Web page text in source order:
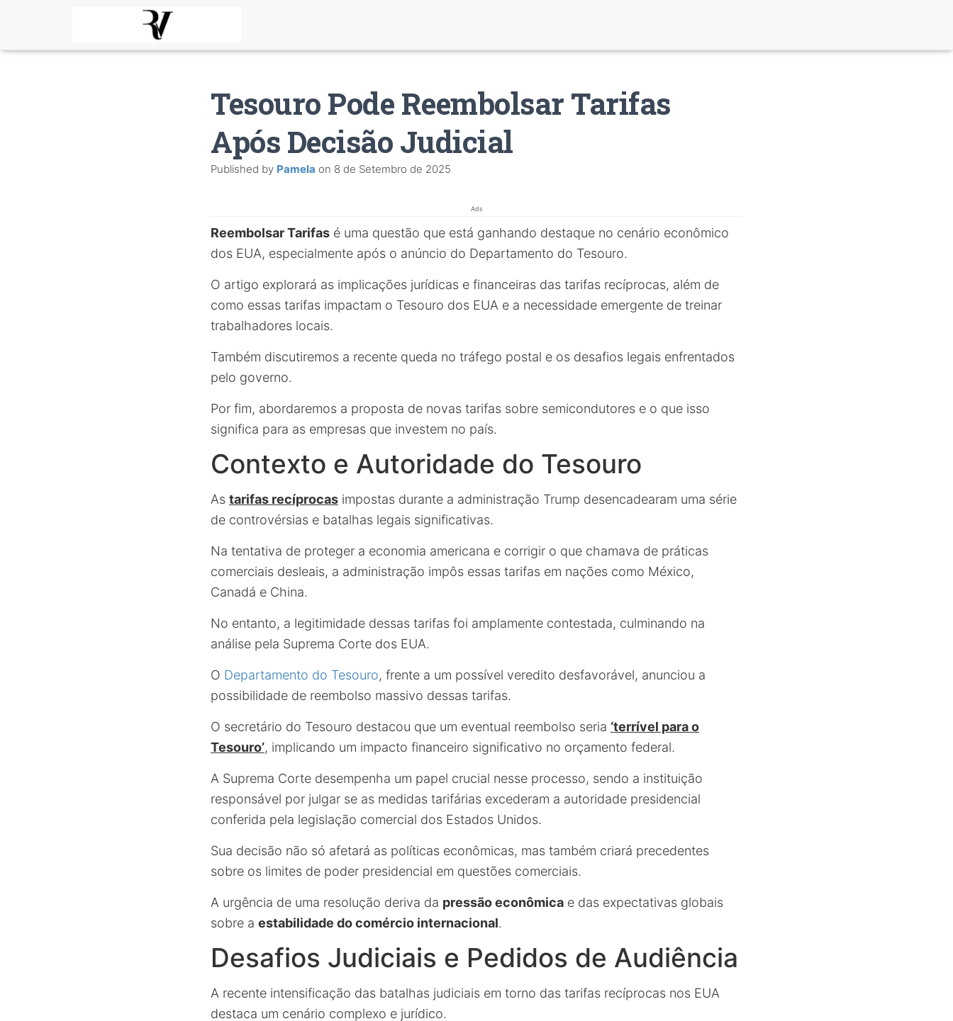
Tesouro Pode Reembolsar Tarifas
Após Decisão Judicial
Published by Pamela on 8 de Setembro de 2025
Ads
Reembolsar Tarifas é uma questão que está ganhando destaque no cenário econômico
dos EUA, especialmente após o anúncio do Departamento do Tesouro.
O artigo explorará as implicações jurídicas e financeiras das tarifas recíprocas, além de
como essas tarifas impactam o Tesouro dos EUA e a necessidade emergente de treinar
trabalhadores locais.
Também discutiremos a recente queda no tráfego postal e os desafios legais enfrentados
pelo governo.
Por fim, abordaremos a proposta de novas tarifas sobre semicondutores e o que isso
significa para as empresas que investem no país.
Contexto e Autoridade do Tesouro
As tarifas recíprocas impostas durante a administração Trump desencadearam uma série
de controvérsias e batalhas legais significativas.
Na tentativa de proteger a economia americana e corrigir o que chamava de práticas
comerciais desleais, a administração impôs essas tarifas em nações como México,
Canadá e China.
No entanto, a legitimidade dessas tarifas foi amplamente contestada, culminando na
análise pela Suprema Corte dos EUA.
O Departamento do Tesouro, frente a um possível veredito desfavorável, anunciou a
possibilidade de reembolso massivo dessas tarifas.
O secretário do Tesouro destacou que um eventual reembolso seria ‘terrível para o
Tesouro’, implicando um impacto financeiro significativo no orçamento federal.
A Suprema Corte desempenha um papel crucial nesse processo, sendo a instituição
responsável por julgar se as medidas tarifárias excederam a autoridade presidencial
conferida pela legislação comercial dos Estados Unidos.
Sua decisão não só afetará as políticas econômicas, mas também criará precedentes
sobre os limites de poder presidencial em questões comerciais.
A urgência de uma resolução deriva da pressão econômica e das expectativas globais
sobre a estabilidade do comércio internacional.
Desafios Judiciais e Pedidos de Audiência
A recente intensificação das batalhas judiciais em torno das tarifas recíprocas nos EUA
destaca um cenário complexo e jurídico.